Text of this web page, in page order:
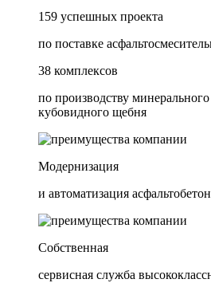
159 успешных проекта
по поставке
38 комплексов
по производству
кубовидного щебня
Модернизация
и автоматизация
Собственная
сервисная служба